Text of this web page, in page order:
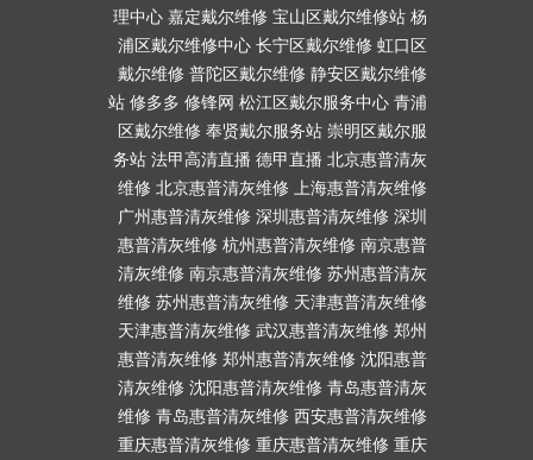
理中心 嘉定戴尔维修 宝山区戴尔维修站 杨
浦区戴尔维修中心 长宁区戴尔维修 虹口区
戴尔维修 普陀区戴尔维修 静安区戴尔维修
站 修多多 修锋网 松江区戴尔服务中心 青浦
区戴尔维修 奉贤戴尔服务站 崇明区戴尔服
务站 法甲高清直播 德甲直播 北京惠普清灰
维修 北京惠普清灰维修 上海惠普清灰维修
广州惠普清灰维修 深圳惠普清灰维修 深圳
惠普清灰维修 杭州惠普清灰维修 南京惠普
清灰维修 南京惠普清灰维修 苏州惠普清灰
维修 苏州惠普清灰维修 天津惠普清灰维修
天津惠普清灰维修 武汉惠普清灰维修 郑州
惠普清灰维修 郑州惠普清灰维修 沈阳惠普
清灰维修 沈阳惠普清灰维修 青岛惠普清灰
维修 青岛惠普清灰维修 西安惠普清灰维修
重庆惠普清灰维修 重庆惠普清灰维修 重庆